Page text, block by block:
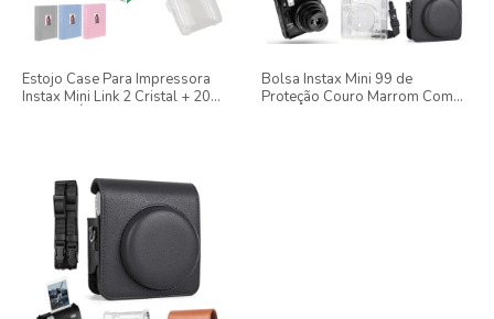
Estojo Case Para Impressora
Instax Mini Link 2 Cristal + 20
Bolsa Instax Mini 99 de
Proteção Couro Marrom Com